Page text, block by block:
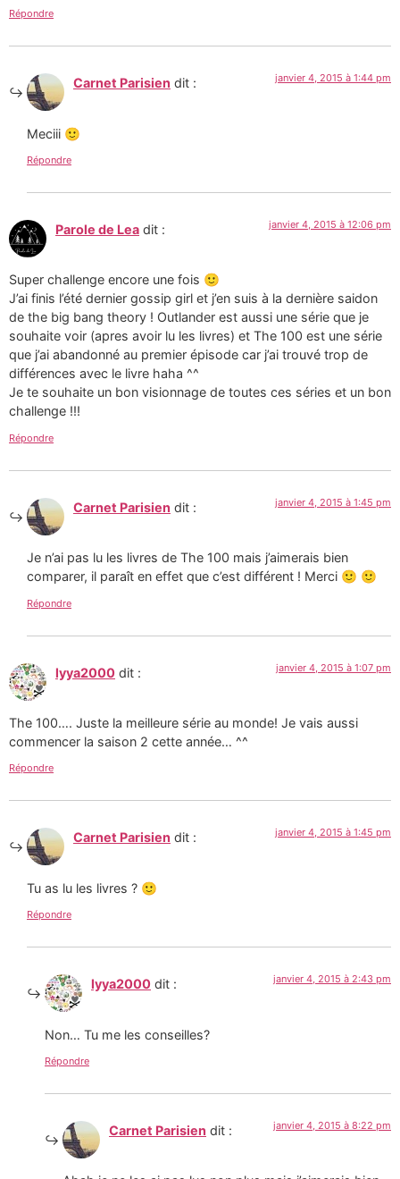
Répondre
Carnet Parisien dit : janvier 4, 2015 à 1:44 pm
Meciii 🙂
Répondre
Parole de Lea dit : janvier 4, 2015 à 12:06 pm
Super challenge encore une fois 🙂
J’ai finis l’été dernier gossip girl et j’en suis à la dernière saidon
de the big bang theory ! Outlander est aussi une série que je
souhaite voir (apres avoir lu les livres) et The 100 est une série
que j’ai abandonné au premier épisode car j’ai trouvé trop de
différences avec le livre haha ^^
Je te souhaite un bon visionnage de toutes ces séries et un bon
challenge !!!
Répondre
Carnet Parisien dit : janvier 4, 2015 à 1:45 pm
Je n’ai pas lu les livres de The 100 mais j’aimerais bien
comparer, il paraît en effet que c’est différent ! Merci 🙂 🙂
Répondre
lyya2000 dit : janvier 4, 2015 à 1:07 pm
The 100…. Juste la meilleure série au monde! Je vais aussi
commencer la saison 2 cette année… ^^
Répondre
Carnet Parisien dit : janvier 4, 2015 à 1:45 pm
Tu as lu les livres ? 🙂
Répondre
lyya2000 dit : janvier 4, 2015 à 2:43 pm
Non… Tu me les conseilles?
Répondre
Carnet Parisien dit : janvier 4, 2015 à 8:22 pm